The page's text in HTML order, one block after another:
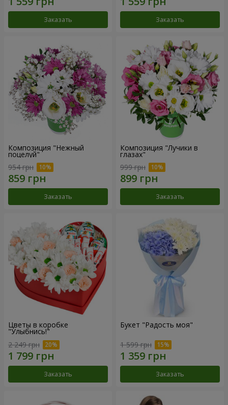
Заказать Заказать
Композиция "Нежный
поцелуй"
954 грн
Заказать
Композиция "Лучики в
глазах"
999 грн
Заказать
Цветы в коробке
"Улыбнись!"
2 249 грн
Заказать
Букет "Радость моя"
1 599 грн
Заказать